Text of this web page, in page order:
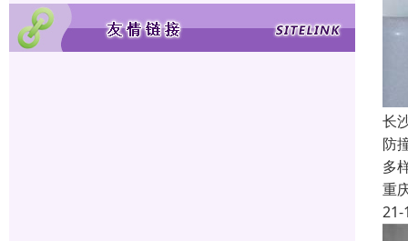
长
防
多
重
21-